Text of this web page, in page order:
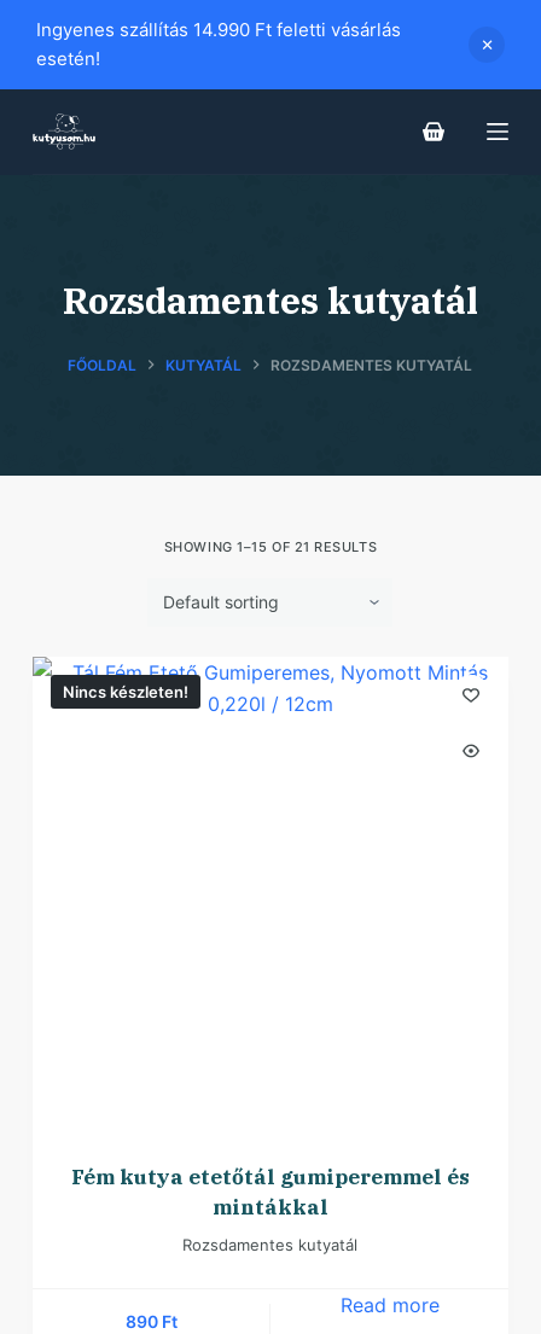
i
Ingyenes szállítás 14.990 Ft feletti vásárlás
esetén!
Rozsdamentes kutyatál
FŐOLDAL KUTYATÁL ROZSDAMENTES KUTYATÁL
SHOWING 1–15 OF 21 RESULTS
Nincs készleten!
Fém kutya etetőtál gumiperemmel és
mintákkal
Rozsdamentes kutyatál
890 Ft
Read more